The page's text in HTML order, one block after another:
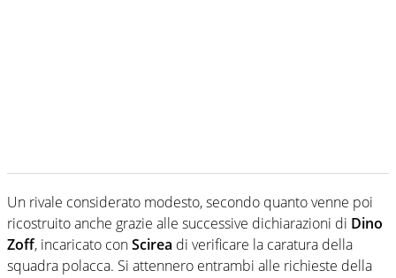
Un rivale considerato modesto, secondo quanto venne poi
ricostruito anche grazie alle successive dichiarazioni di Dino
Zoff, incaricato conScirea di verificare la caratura della
squadra polacca. Si attennero entrambi alle richieste della